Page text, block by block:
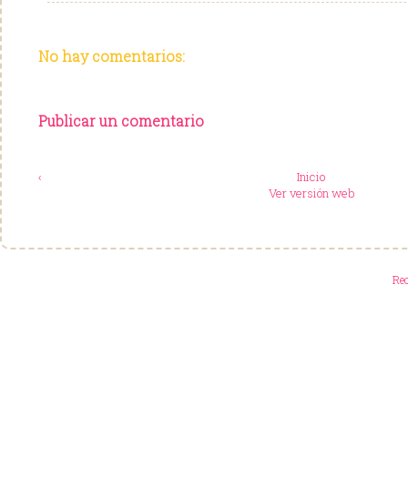
No hay comentarios:
Publicar un comentario
‹
Inicio
Ver versión web